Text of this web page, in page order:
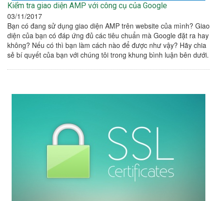
Kiểm tra giao diện AMP với công cụ của Google
03/11/2017
Bạn có đang sử dụng giao diện AMP trên website của mình? Giao
diện của bạn có đáp ứng đủ các tiêu chuẩn mà Google đặt ra hay
không? Nếu có thì bạn làm cách nào để được như vậy? Hãy chia
sẻ bí quyết của bạn với chúng tôi trong khung bình luận bên dưới.